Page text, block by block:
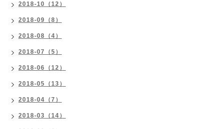
2018-10（12）
2018-09（8）
2018-08（4）
2018-07（5）
2018-06（12）
2018-05（13）
2018-04（7）
2018-03（14）